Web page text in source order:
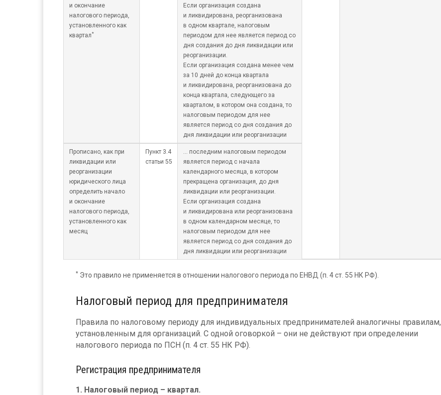
и окончание
налогового периода,
установленного как
квартал*
Если организация создана
и ликвидирована, реорганизована
в одном квартале, налоговым
периодом для нее является период со
дня создания до дня ликвидации или
реорганизации.
Если организация создана менее чем
за 10 дней до конца квартала
и ликвидирована, реорганизована до
конца квартала, следующего за
кварталом, в котором она создана, то
налоговым периодом для нее
является период со дня создания до
дня ликвидации или реорганизации
Прописано, как при
ликвидации или
реорганизации
юридического лица
определить начало
и окончание
налогового периода,
установленного как
месяц
Пункт 3.4
статьи 55
… последним налоговым периодом
является период с начала
календарного месяца, в котором
прекращена организация, до дня
ликвидации или реорганизации.
Если организация создана
и ликвидирована или реорганизована
в одном календарном месяце, то
налоговым периодом для нее
является период со дня создания до
дня ликвидации или реорганизации
* Это правило не применяется в отношении налогового периода по ЕНВД (п. 4 ст. 55 НК РФ).
Налоговый период для предпринимателя
Правила по налоговому периоду для индивидуальных предпринимателей аналогичны правилам,
установленным для организаций. С одной оговоркой – они не действуют при определении
налогового периода по ПСН (п. 4 ст. 55 НК РФ).
Регистрация предпринимателя
1. Налоговый период – квартал.